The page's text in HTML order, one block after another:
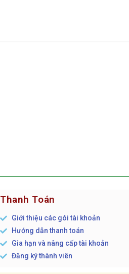
Thanh Toán
Giới thiệu các gói tài khoản
Hướng dẫn thanh toán
Gia hạn và nâng cấp tài khoản
Đăng ký thành viên